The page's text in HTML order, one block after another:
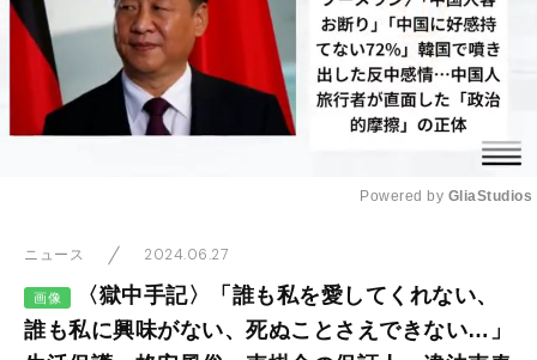
Powered by GliaStudios
ニュース 2024.06.27
画像
〈獄中手記〉「誰も私を愛してくれない、
誰も私に興味がない、死ぬことさえできない…」